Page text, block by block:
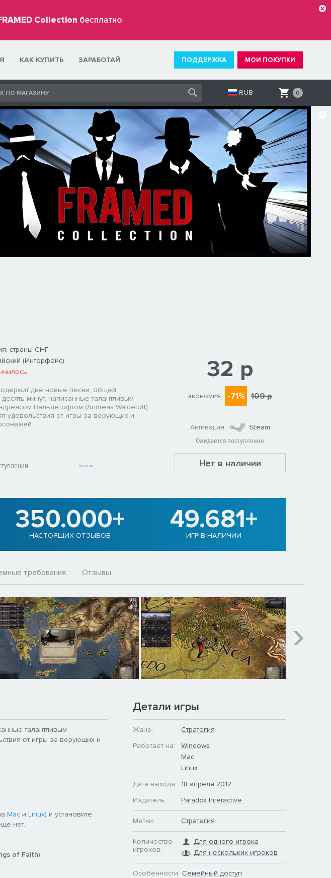
Collection бесплатно
КАК КУПИТЬ ЗАРАБОТАЙ ПОДДЕРЖКА МОИ ПОКУПКИ
RUB 0
страны СНГ
(Интерфейс)
две новые песни, общей
минут, написанные талантливым
Вальдетофтом (Andreas Waldetoft).
удовольствия от игры за верующих и
32 р
экономия -71% 109 р
Активация:
Steam
Ожидается поступление
Нет в наличии
350.000+
НАСТОЯЩИХ ОТЗЫВОВ
49.681+
ИГР В НАЛИЧИИ
требования Отзывы
талантливым
от игры за верующих и
Mac и Linux) и установите.
нет.
of Faith).
Детали игры
Жанр:
Стратегия
Работает на:
Windows
Mac
Linux
Дата выхода:
18 апреля 2012
Издатель:
Paradox Interactive
Метки: Стратегия
Количество
игроков:
Для одного игрока
Для нескольких игроков
Особенности: Семейный доступ